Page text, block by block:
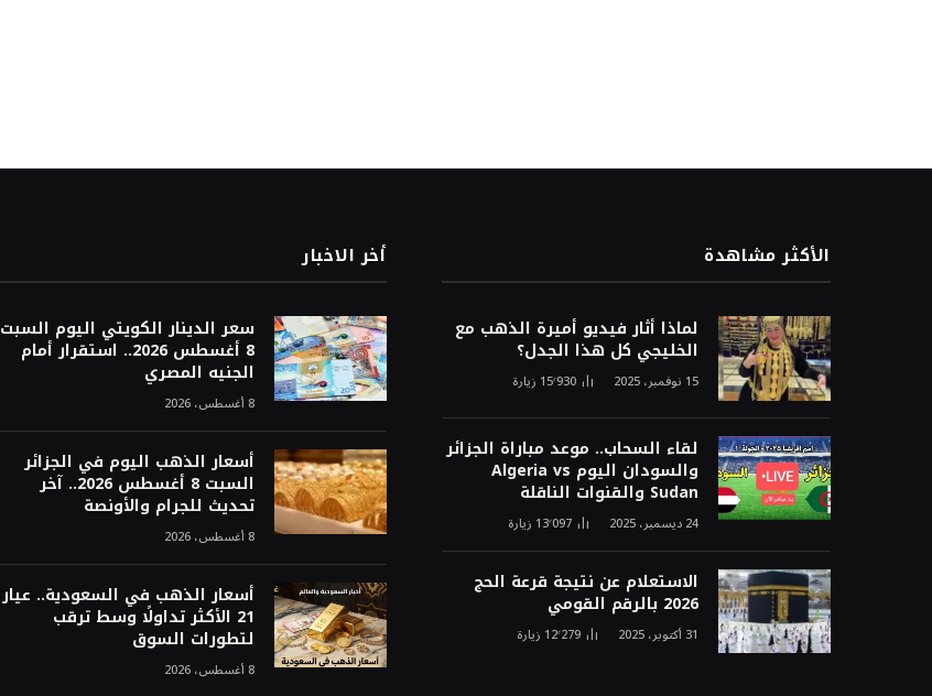
الأكثر مشاهدة
لماذا أثار فيديو أميرة الذهب مع
الخليجي كل هذا الجدل؟
15 نوفمبر، 2025 15٬930 زيارة
لقاء السحاب.. موعد مباراة الجزائر
والسودان اليوم Algeria vs
Sudan والقنوات الناقلة
24 ديسمبر، 2025 13٬097 زيارة
الاستعلام عن نتيجة قرعة الحج
2026 بالرقم القومي
31 أكتوبر، 2025 12٬279 زيارة
أخر الاخبار
سعر الدينار الكويتي اليوم السبت
8 أغسطس 2026.. استقرار أمام
الجنيه المصري
8 أغسطس، 2026
أسعار الذهب اليوم في الجزائر
السبت 8 أغسطس 2026.. آخر
تحديث للجرام والأونصة
8 أغسطس، 2026
أسعار الذهب في السعودية.. عيار
21 الأكثر تداولًا وسط ترقب
لتطورات السوق
8 أغسطس، 2026